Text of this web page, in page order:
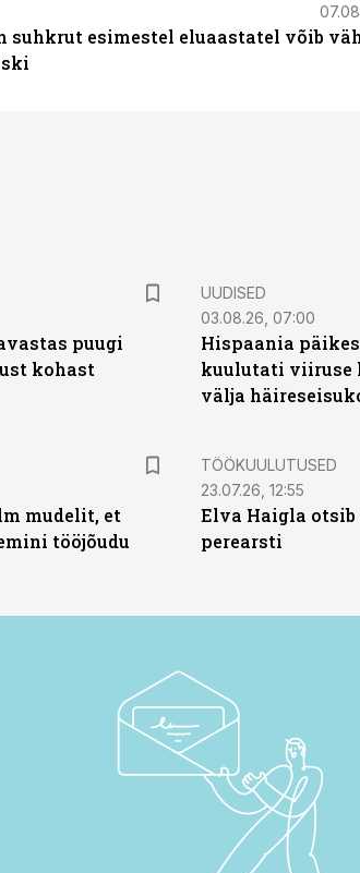
suhkrut esimestel eluaastatel võib
puugi
kohast
UUDISED
03.08.26, 07:00
Hispaania
kuulutati viiruse
välja
mudelit, et
tööjõudu
ST
TÖÖKUULUTUSED
23.07.26, 12:55
Elva Haigla
perearsti